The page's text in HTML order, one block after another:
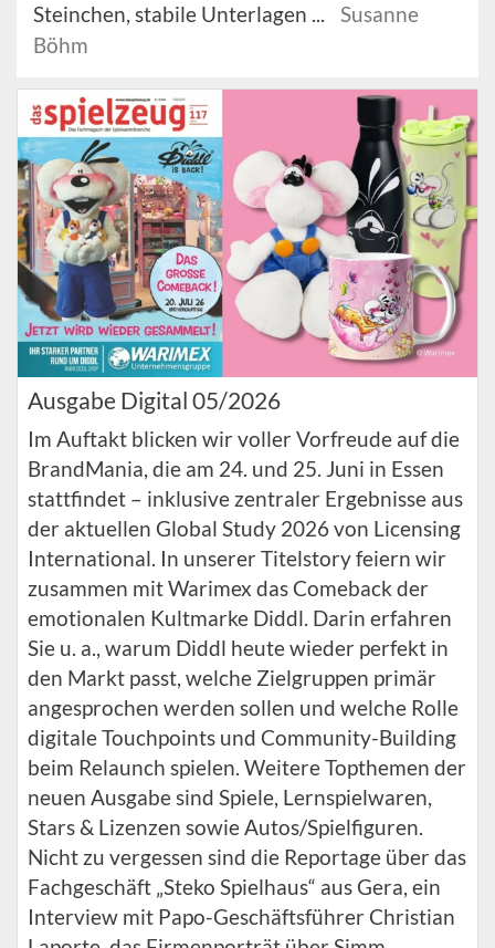
Steinchen, stabile Unterlagen ...
Susanne
Böhm
Ausgabe Digital 05/2026
Im Auftakt blicken wir voller Vorfreude auf die
BrandMania, die am 24. und 25. Juni in Essen
stattfindet – inklusive zentraler Ergebnisse aus
der aktuellen Global Study 2026 von Licensing
International. In unserer Titelstory feiern wir
zusammen mit Warimex das Comeback der
emotionalen Kultmarke Diddl. Darin erfahren
Sie u. a., warum Diddl heute wieder perfekt in
den Markt passt, welche Zielgruppen primär
angesprochen werden sollen und welche Rolle
digitale Touchpoints und Community-Building
beim Relaunch spielen. Weitere Topthemen der
neuen Ausgabe sind Spiele, Lernspielwaren,
Stars & Lizenzen sowie Autos/Spielfiguren.
Nicht zu vergessen sind die Reportage über das
Fachgeschäft „Steko Spielhaus“ aus Gera, ein
Interview mit Papo-Geschäftsführer Christian